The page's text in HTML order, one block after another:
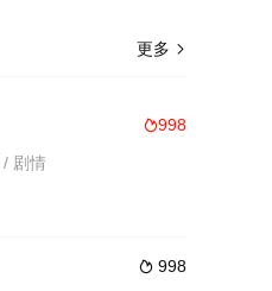
更多 
998
剧情
 998